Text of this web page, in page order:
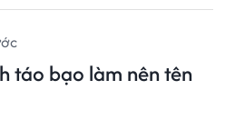
táo bạo làm nên tên